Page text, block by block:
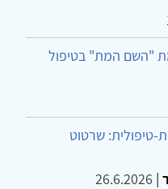
"השם המת" בטיפול
טיפולית: שרטוט
|
26.6.2026